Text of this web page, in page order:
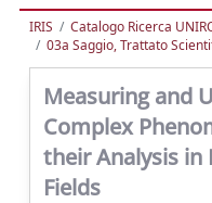
IRIS Catalogo Ricerca
03a Saggio, Trattato
Measuring and
Complex
their Analysis
Fields